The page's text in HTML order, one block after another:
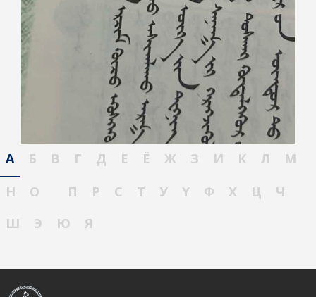
А Б В Г Д Е Ё Ж З И К Л
М
Н
О П Р С Т У Ү Ф Х Ц
Ч
Ш
Э Ю Я